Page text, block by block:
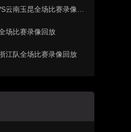
南玉昆全场比赛录像回放
场比赛录像回放
江队全场比赛录像回放